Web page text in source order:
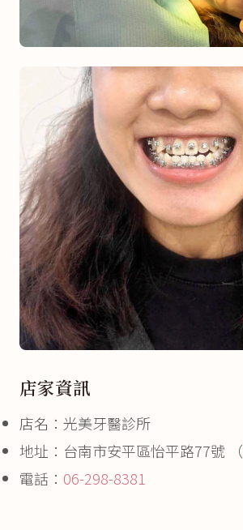
店家資訊
店名：光美牙醫診所
地址：台南市安平區怡平路77號 （
電話： 06-298-8381